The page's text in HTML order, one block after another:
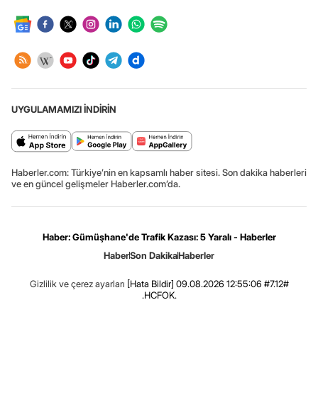
UYGULAMAMIZI İNDİRİN
Haberler.com: Türkiye’nin en kapsamlı haber sitesi. Son dakika haberleri
ve en güncel gelişmeler Haberler.com’da.
Haber: Gümüşhane'de Trafik Kazası: 5 Yaralı - Haberler
HaberSon DakikaHaberler
Gizlilik ve çerez ayarları [Hata Bildir] 09.08.2026 12:55:06 #7.12#
.HCFOK.